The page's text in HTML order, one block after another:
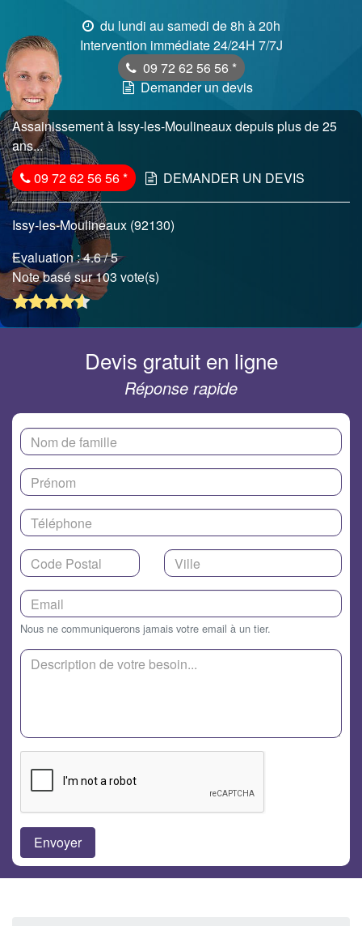
du lundi au samedi de 8h à 20h
Intervention immédiate 24/24H 7/7J
09 72 62 56 56 *
Demander un devis
Assainissement à Issy-les-Moulineaux depuis plus de 25
ans...
09 72 62 56 56* DEMANDER UN DEVIS
Issy-les-Moulineaux (92130)
Evaluation :4.6/ 5
Note basé sur 103 vote(s)
Devis gratuit en ligne
Réponse rapide
Nous ne communiquerons jamais votre email à un tier.